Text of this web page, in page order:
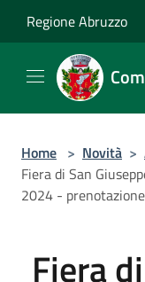
Regione Abruzzo
Home > Novità >
Fiera di San
2024 -
Fiera